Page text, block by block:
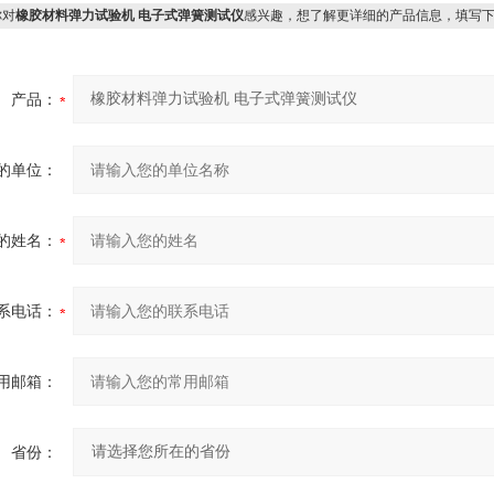
橡胶材料弹力试验机 电子式弹簧测试仪感兴趣，想了解更详细的产品信息，填写
产品：
单位：
姓名：
电话：
邮箱：
省份：